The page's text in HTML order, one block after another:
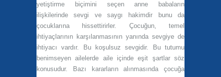
yetiştirme biçimini seçen anne babaların
ilişkilerinde sevgi ve saygı hakimdir bunu da
çocuklarına hissettirirler. Çocuğun, temel
ihtiyaçlarının karşılanmasının yanında sevgiye de
ihtiyacı vardır. Bu koşulsuz sevgidir. Bu tutumu
benimseyen ailelerde aile içinde eşit şartlar söz
konusudur. Bazı kararların alınmasında çocuğa